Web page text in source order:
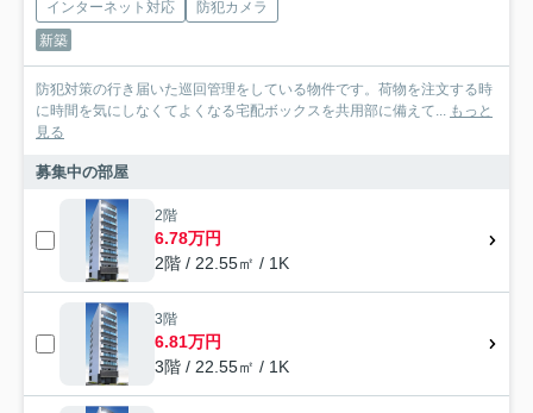
インターネット対応
防犯カメラ
新築
防犯対策の行き届いた巡回管理をしている物件です。荷物を注文する時
に時間を気にしなくてよくなる宅配ボックスを共用部に備えて... もっと
見る
募集中の部屋
2階
6.78万円
2階 / 22.55㎡ / 1K
3階
6.81万円
3階 / 22.55㎡ / 1K